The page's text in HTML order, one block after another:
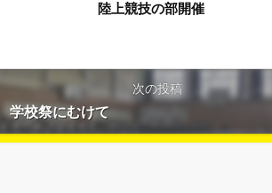
陸上競技の部開催
次の投稿
学校祭にむけて